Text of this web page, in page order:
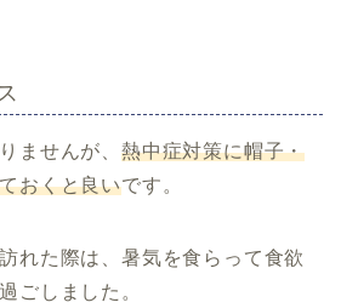
ませんが、熱中症対策に帽子・
おくと良いです。
れた際は、暑気を食らって食欲
ごしました。